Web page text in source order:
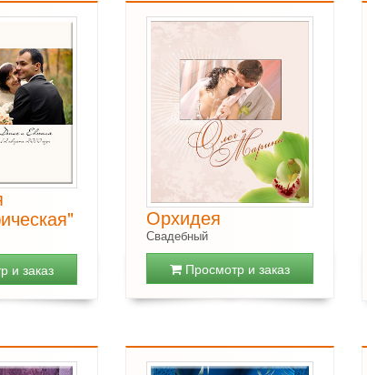
и заказ
Орхидея
Свадебный
Просмотр и заказ